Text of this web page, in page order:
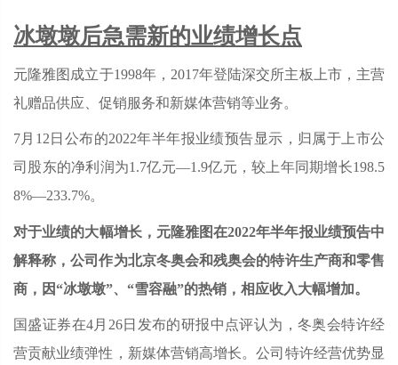
冰墩墩后急需新的业绩增长点
元隆雅图成立于1998年，2017年登陆深交所主板上市，主营
礼赠品供应、促销服务和新媒体营销等业务。
7月12日公布的2022年半年报业绩预告显示，归属于上市公
司股东的净利润为1.7亿元—1.9亿元，较上年同期增长198.5
8%—233.7%。
对于业绩的大幅增长，元隆雅图在2022年半年报业绩预告中
解释称，公司作为北京冬奥会和残奥会的特许生产商和零售
商，因“冰墩墩”、“雪容融”的热销，相应收入大幅增加。
国盛证券在4月26日发布的研报中点评认为，冬奥会特许经
营贡献业绩弹性，新媒体营销高增长。公司特许经营优势显